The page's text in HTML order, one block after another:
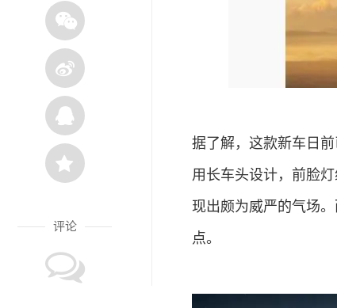
评论
据了解，这款新车日
用长车头设计，前脸
现出颇为威严的气场
点。